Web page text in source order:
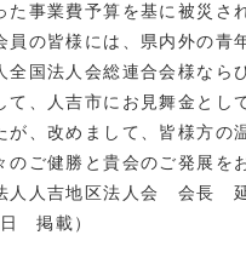
た事業費予算を基に被災さ
員の皆様には、県内外の青
国法人会総連合会様なら
て、人吉市にお見舞金とし
が、改めまして、皆様方の
のご健勝と貴会のご発展を
人人吉地区法人会 会長
掲載）